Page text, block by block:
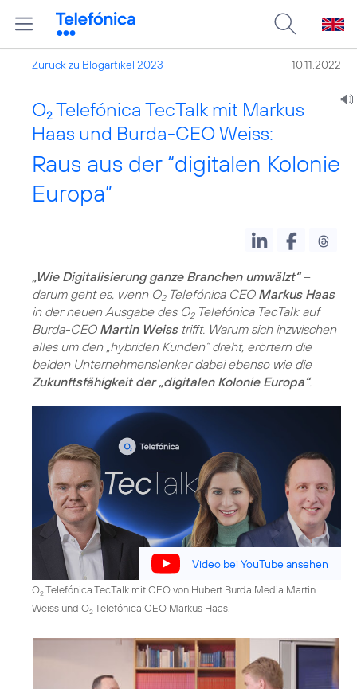
Zurück zu Blogartikel 2023 10.11.2022
O2 Telefónica TecTalk mit Markus
Haas und Burda-CEO Weiss:
Raus aus der “digitalen Kolonie
Europa”
„Wie Digitalisierung ganze Branchen umwälzt“–
darum geht es, wenn O2Telefónica CEO Markus Haas
in der neuen Ausgabe des O2Telefónica TecTalk auf
Burda-CEO Martin Weisstrifft. Warum sich inzwischen
alles um den „hybriden Kunden“ dreht, erörtern die
beiden Unternehmenslenker dabei ebenso wie die
Zukunftsfähigkeit der „digitalen Kolonie Europa“.
Video bei YouTube ansehen
O2Telefónica TecTalk mit CEO von Hubert Burda Media Martin
Weiss und O2Telefónica CEO Markus Haas.